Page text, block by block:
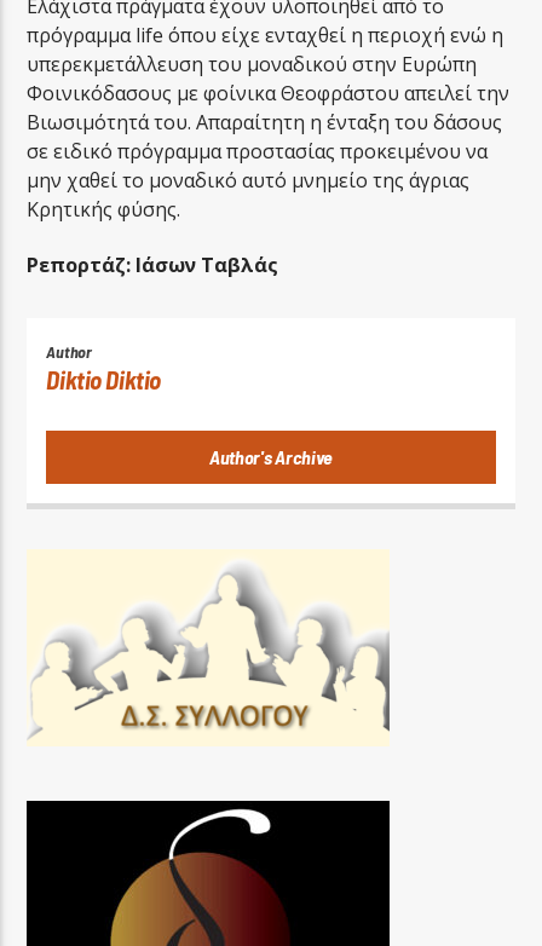
Ελάχιστα πράγματα έχουν υλοποιηθεί από το
πρόγραμμα life όπου είχε ενταχθεί η περιοχή ενώ η
υπερεκμετάλλευση του μοναδικού στην Ευρώπη
Φοινικόδασους με φοίνικα Θεοφράστου απειλεί την
Βιωσιμότητά του. Απαραίτητη η ένταξη του δάσους
σε ειδικό πρόγραμμα προστασίας προκειμένου να
μην χαθεί το μοναδικό αυτό μνημείο της άγριας
Κρητικής φύσης.
Ρεπορτάζ: Ιάσων Ταβλάς
Author
Diktio Diktio
Author's Archive